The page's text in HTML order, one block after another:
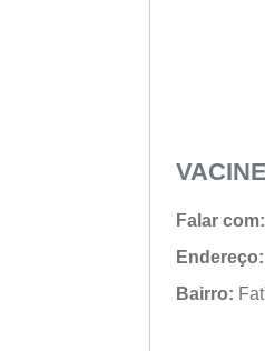
Falar com:
Endereço:
Bairro: